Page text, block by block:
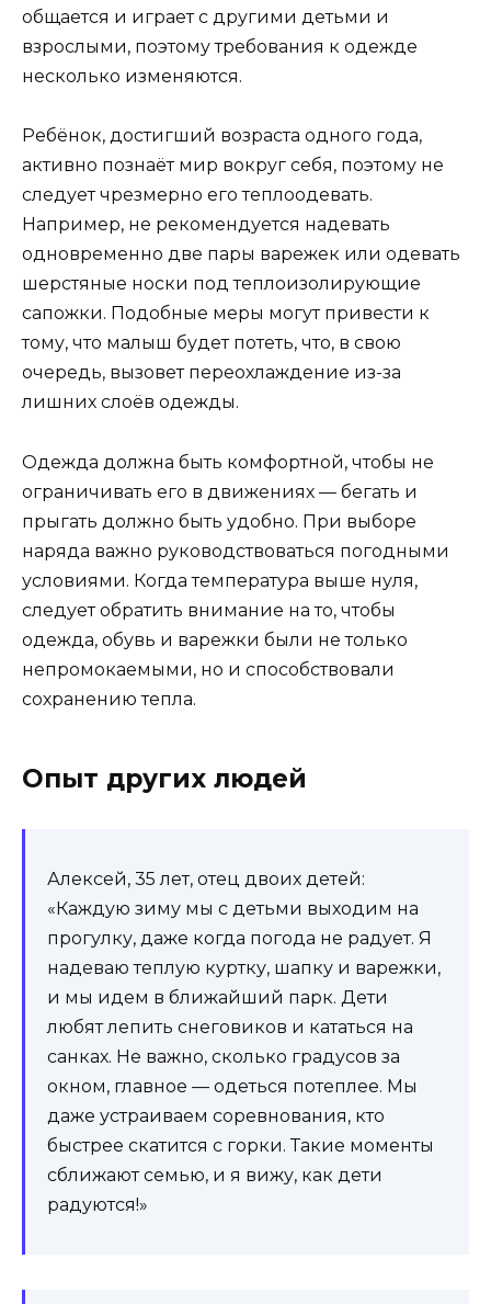
общается и играет с другими детьми и
взрослыми, поэтому требования к одежде
несколько изменяются.
Ребёнок, достигший возраста одного года,
активно познаёт мир вокруг себя, поэтому не
следует чрезмерно его теплоодевать.
Например, не рекомендуется надевать
одновременно две пары варежек или одевать
шерстяные носки под теплоизолирующие
сапожки. Подобные меры могут привести к
тому, что малыш будет потеть, что, в свою
очередь, вызовет переохлаждение из-за
лишних слоёв одежды.
Одежда должна быть комфортной, чтобы не
ограничивать его в движениях — бегать и
прыгать должно быть удобно. При выборе
наряда важно руководствоваться погодными
условиями. Когда температура выше нуля,
следует обратить внимание на то, чтобы
одежда, обувь и варежки были не только
непромокаемыми, но и способствовали
сохранению тепла.
Опыт других людей
Алексей, 35 лет, отец двоих детей:
«Каждую зиму мы с детьми выходим на
прогулку, даже когда погода не радует. Я
надеваю теплую куртку, шапку и варежки,
и мы идем в ближайший парк. Дети
любят лепить снеговиков и кататься на
санках. Не важно, сколько градусов за
окном, главное — одеться потеплее. Мы
даже устраиваем соревнования, кто
быстрее скатится с горки. Такие моменты
сближают семью, и я вижу, как дети
радуются!»